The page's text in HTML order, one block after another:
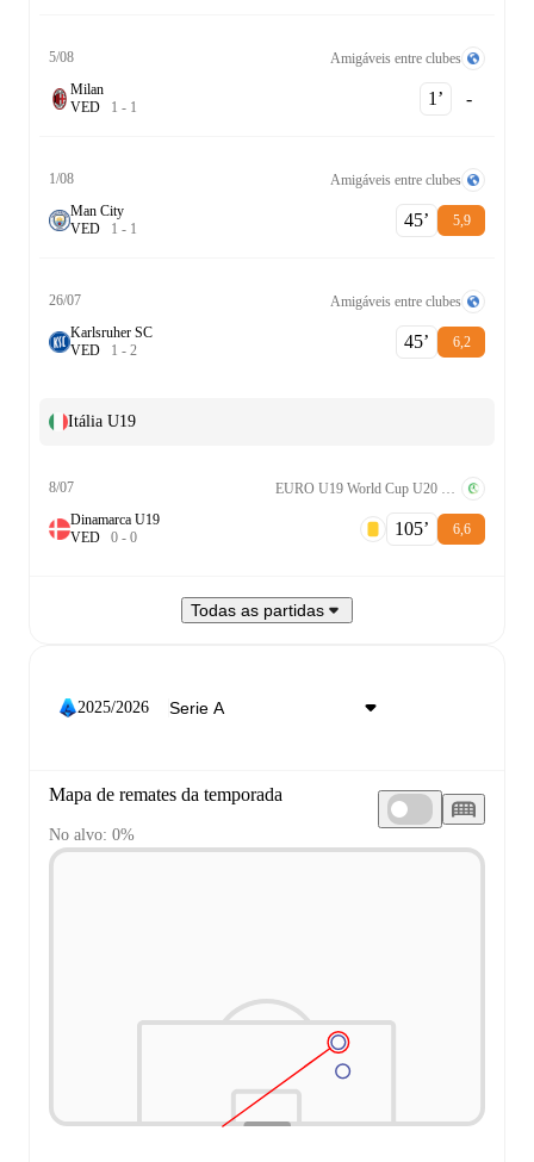
5/08
Amigáveis entre clubes
Milan
VED 1 - 1 1‎’‎ -
1/08
Amigáveis entre clubes
Man City
VED 1 - 1 45‎’‎ 5,9
26/07
Amigáveis entre clubes
Karlsruher SC
VED 1 - 2 45‎’‎ 6,2
Itália U19
8/07
Dinamarca U19
VED 0 - 0 105‎’‎ 6,6
Todas as partidas
2025/2026
Mapa de remates da temporada
No alvo: 0%